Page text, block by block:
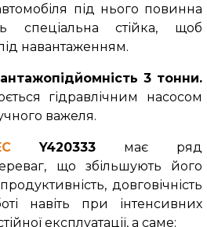
під нього повинна
спеціальна стійка, щоб
навантаженням.
3 тонни.
гідравлічним насосом
важеля.
Y420333 має ряд
що збільшують його
довговічність
навіть при інтенсивних
експлуатації, а саме: